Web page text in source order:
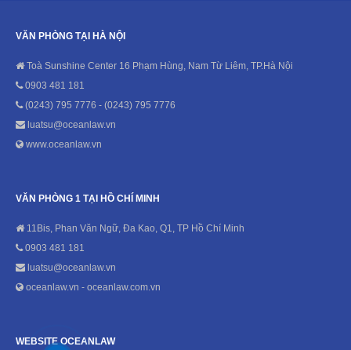
VĂN PHÒNG TẠI HÀ NỘI
Toà Sunshine Center 16 Phạm Hùng, Nam Từ Liêm, TP.Hà Nội
0903 481 181
(0243) 795 7776 - (0243) 795 7776
luatsu@oceanlaw.vn
www.oceanlaw.vn
VĂN PHÒNG 1 TẠI HỒ CHÍ MINH
11Bis, Phan Văn Ngữ, Đa Kao, Q1, TP Hồ Chí Minh
0903 481 181
luatsu@oceanlaw.vn
oceanlaw.vn - oceanlaw.com.vn
WEBSITE OCEANLAW